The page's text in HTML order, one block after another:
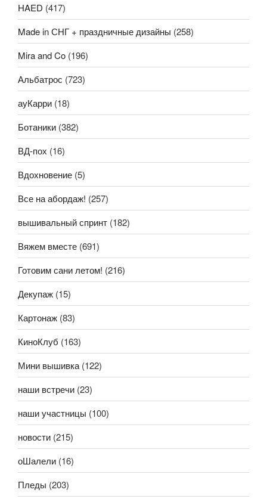
HAED (417)
Made in СНГ + праздничные дизайны (258)
Mira and Co (196)
Альбатрос (723)
ауКарри (18)
Ботаники (382)
ВД-пох (16)
Вдохновение (5)
Все на абордаж! (257)
вышивальный спринт (182)
Вяжем вместе (691)
Готовим сани летом! (216)
Декупаж (15)
Картонаж (83)
КиноКлуб (163)
Мини вышивка (122)
наши встречи (23)
наши участницы (100)
новости (215)
оШалели (16)
Пледы (203)